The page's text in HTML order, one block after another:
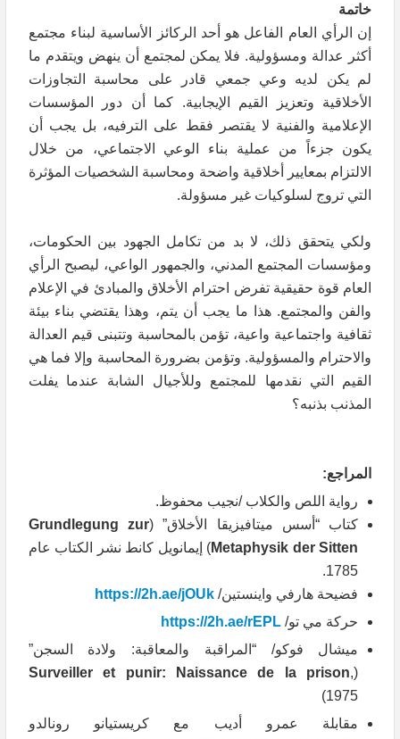
خاتمة
إن الرأي العام الفاعل هو أحد الركائز الأساسية لبناء مجتمع
أكثر عدالة ومسؤولية. فلا يمكن لمجتمع أن ينهض ويتقدم ما
لم يكن لديه وعي جمعي قادر على محاسبة التجاوزات
الأخلاقية وتعزيز القيم الإيجابية. كما أن دور المؤسسات
الإعلامية والفنية لا يقتصر فقط على الترفيه، بل يجب أن
يكون جزءاً من عملية بناء الوعي الاجتماعي، من خلال
الالتزام بمعايير أخلاقية واضحة ومحاسبة الشخصيات المؤثرة
التي تروج لسلوكيات غير مسؤولة.
ولكي يتحقق ذلك، لا بد من تكامل الجهود بين الحكومات،
ومؤسسات المجتمع المدني، والجمهور الواعي، ليصبح الرأي
العام قوة حقيقية تفرض احترام الأخلاق والمبادئ في الإعلام
والفن والمجتمع. هذا ما يجب أن يتم، وهذا يقتضي بناء بيئة
ثقافية واجتماعية واعية، تؤمن بالمحاسبة وتتبنى قيم العدالة
والاحترام والمسؤولية. وتؤمن بضرورة المحاسبة وإلا فما هي
القيم التي نقدمها للمجتمع وللأجيال الشابة عندما يفلت
المذنب بذنبه؟
المراجع:
رواية اللص والكلاب /نجيب محفوظ.
كتاب “أسس ميتافيزيقا الأخلاق” (Grundlegung zur
Metaphysik der Sitten) إيمانويل كانط نشر الكتاب عام
1785.
فضيحة هارفي واينستين/ https://2h.ae/jOUk
حركة مي تو/ https://2h.ae/rEPL
ميشال فوكو/ “المراقبة والمعاقبة: ولادة السجن”
(
Surveiller et punir: Naissance de la prison,
1975)
مقابلة عمرو أديب مع كريستيانو رونالدو